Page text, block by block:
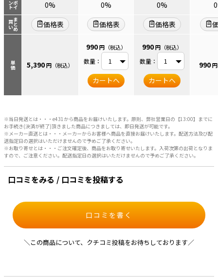
ポイ
ント
まとめ
買い
単価
0% 0% 0%
価格表
価格表 価格表
5,390円 （税込）
990円 （税込）
数量：
カートへ
990 円（税込）
数量：
カートへ
990 円
※当日発送とは・・・e431から商品をお届けいたします。原則、弊社営業日の【13:00】までに
お手続き(決済が終了)頂きました商品につきましては、即日発送が可能です。
※メーカー直送とは・・・メーカーからお客様へ商品を直接お届けいたします。配送方法及び配
送指定日の選択はいただけませんので予めご了承ください。
※お取り寄せとは・・・ご注文確定後、商品をお取り寄せいたします。入荷次第の出荷となりま
すので、ご注意ください。配送指定日の選択はいただけませんので予めご了承ください。
口コミをみる / 口コミを投稿する
口コミを書く
＼この商品について、クチコミ投稿をお待ちしております／